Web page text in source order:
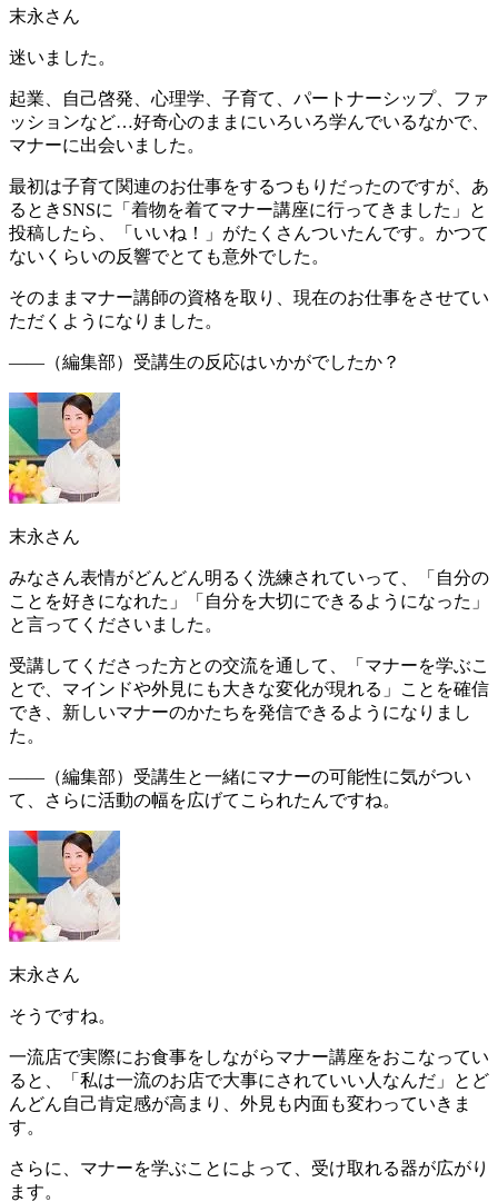
末永さん
迷いました。
起業、自己啓発、心理学、子育て、パートナーシップ、ファ
ッションなど…好奇心のままにいろいろ学んでいるなかで、
マナーに出会いました。
最初は子育て関連のお仕事をするつもりだったのですが、あ
るときSNSに「 着物を着てマナー講座に行ってきました 」と
投稿したら、
「いいね！」がたくさんついたんです。かつて
ないくらいの反響でとても意外でした。
そのままマナー講師の資格を取り、現在のお仕事をさせてい
ただくようになりました。
――（編集部） 受講生の反応はいかがでしたか？
末永さん
みなさん表情がどんどん明るく洗練されていって、「 自分の
ことを好きになれた 」「 自分を大切にできるようになった 」
と言ってくださいました。
受講してくださった方との交流を通して、「 マナーを学ぶこ
とで、マインドや外見にも大きな変化が現れる 」ことを確信
でき、新しいマナーのかたちを発信できるようになりまし
た。
――（編集部） 受講生と一緒にマナーの可能性に気がつい
て、さらに活動の幅を広げてこられたんですね。
末永さん
そうですね。
一流店で実際にお食事をしながらマナー講座をおこなってい
ると、「 私は一流のお店で大事にされていい人なんだ 」とど
んどん自己肯定感が高まり、外見も内面も変わっていきま
す。
さらに、マナーを学ぶことによって、 受け取れる器が広がり
ます。